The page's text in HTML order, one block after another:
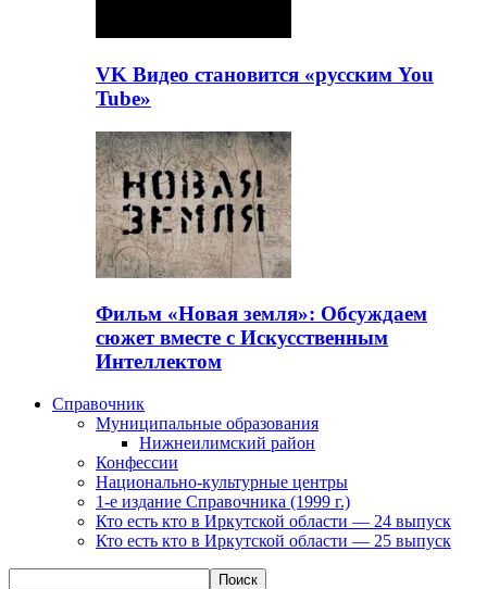
VK Видео становится «русским You
Tube»
Фильм «Новая земля»: Обсуждаем
сюжет вместе с Искусственным
Интеллектом
Справочник
Муниципальные образования
Нижнеилимский район
Конфессии
Национально-культурные центры
1-е издание Справочника (1999 г.)
Кто есть кто в Иркутской области — 24 выпуск
Кто есть кто в Иркутской области — 25 выпуск